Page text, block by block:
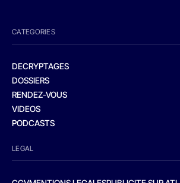
CATEGORIES
DECRYPTAGES
DOSSIERS
RENDEZ-VOUS
VIDEOS
PODCASTS
LEGAL